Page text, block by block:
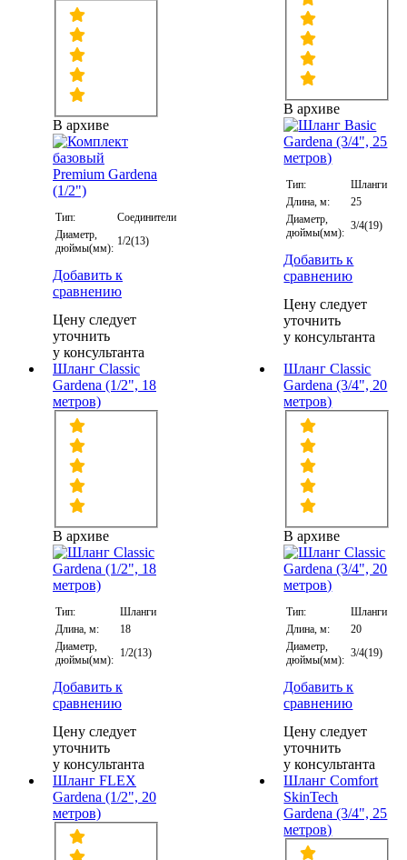
В архиве
Тип:
Соединители
Диаметр,
дюймы(мм):
1/2(13)
Добавить к
сравнению
Цену следует
уточнить
у консультанта
В архиве
Тип:
Шланги
Длина, м:
25
Диаметр,
дюймы(мм):
3/4(19)
Добавить к
сравнению
Цену следует
уточнить
у консультанта
Шланг Classic
Gardena (1/2", 18
метров)
В архиве
Тип:
Шланги
Длина, м:
18
Диаметр,
дюймы(мм):
1/2(13)
Добавить к
сравнению
Цену следует
уточнить
у консультанта
Шланг Classic
Gardena (3/4", 20
метров)
В архиве
Тип:
Шланги
Длина, м:
20
Диаметр,
дюймы(мм):
3/4(19)
Добавить к
сравнению
Цену следует
уточнить
у консультанта
Шланг FLEX
Gardena (1/2", 20
метров)
Шланг Comfort
SkinTech
Gardena (3/4", 25
метров)